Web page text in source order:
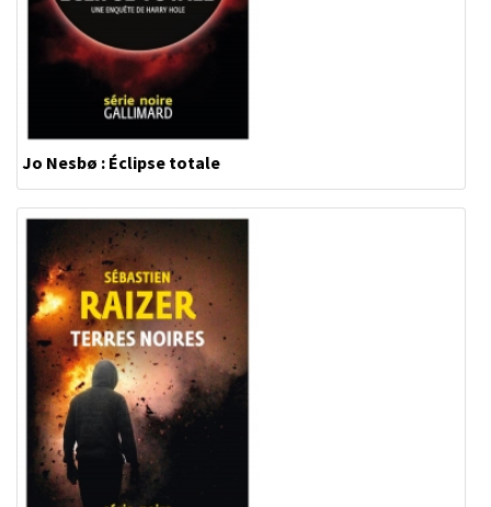
Jo Nesbø : Éclipse totale